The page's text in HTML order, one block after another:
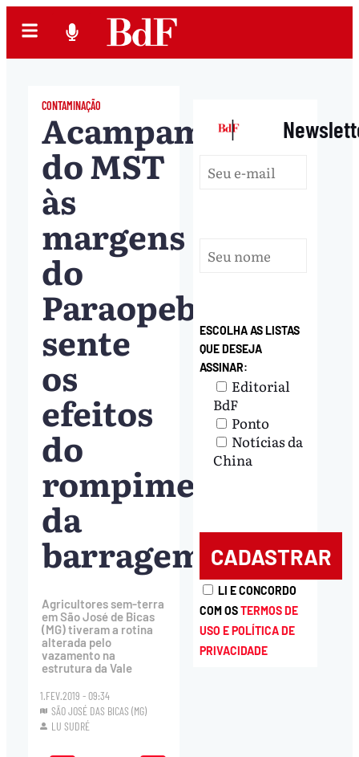
CONTAMINAÇÃO
Acampamento
do MST
às
margens
do
Paraopeba
sente
os
efeitos
do
rompimento
da
barragem
Agricultores sem-terra
em São José de Bicas
(MG) tiveram a rotina
alterada pelo
vazamento na
estrutura da Vale
1.FEV.2019 - 09:34
SÃO JOSÉ DAS BICAS (MG)
LU SUDRÉ
|
ESCOLHA AS LISTAS
QUE DESEJA
ASSINAR:
Editorial
BdF
Ponto
Notícias da
China
LI E CONCORDO
COM OSTERMOS DE
USO E POLÍTICA DE
PRIVACIDADE